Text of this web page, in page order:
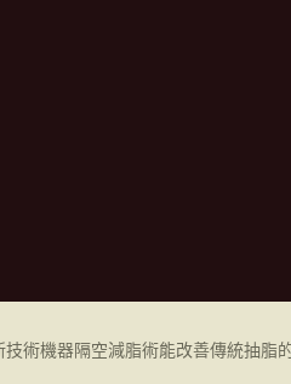
技術機器隔空減脂術能改善傳統抽脂